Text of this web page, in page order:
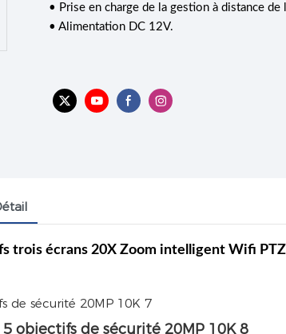
• Prise en charge de la gestion à distance
• Alimentation DC 12V.
trois écrans 20X Zoom intelligent Wifi